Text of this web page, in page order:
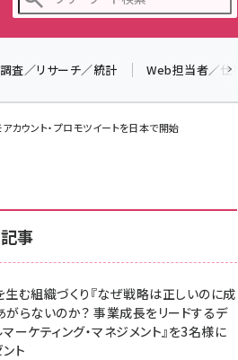
ai (2811)
z世代 (1623)
meo (1277)
llmo (1166)
調査／リサーチ／統計 Web担当者／仕事
カウント・プロモツイートを日本で開始
事
生む組織づくり『なぜ戦略は正しいのに成
がらないのか？ 事業成長をリードするデ
ーケティング・マネジメント』を3名様に
ト